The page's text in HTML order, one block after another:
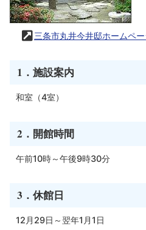
三条市丸井今井邸ホームペー
1．施設案内
和室（4室）
2．開館時間
午前10時～午後9時30分
3．休館日
12月29日～翌年1月1日